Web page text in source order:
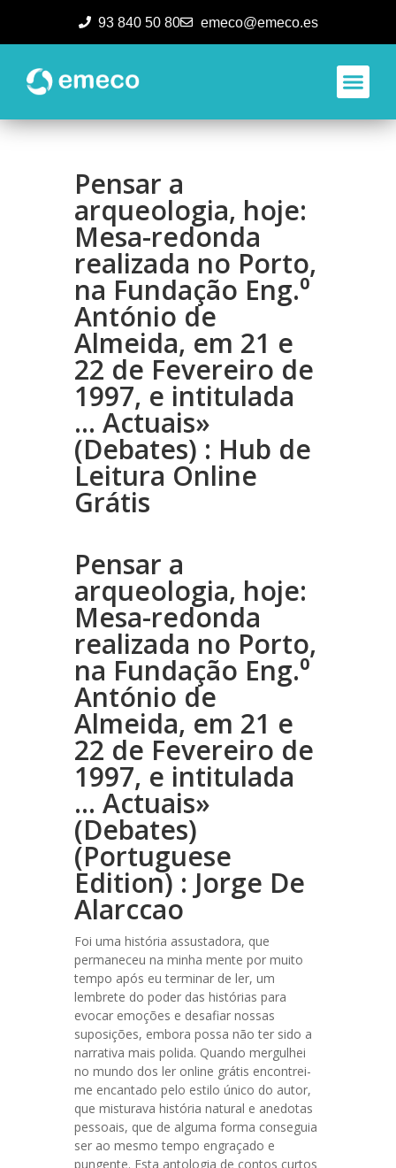
93 840 50 80 emeco@emeco.es
Pensar a
arqueologia, hoje:
Mesa-redonda
realizada no Porto,
na Fundação Eng.⁰
António de
Almeida, em 21 e
22 de Fevereiro de
1997, e intitulada
… Actuais»
(Debates) : Hub de
Leitura Online
Grátis
Pensar a
arqueologia, hoje:
Mesa-redonda
realizada no Porto,
na Fundação Eng.⁰
António de
Almeida, em 21 e
22 de Fevereiro de
1997, e intitulada
… Actuais»
(Debates)
(Portuguese
Edition) : Jorge De
Alarccao
Foi uma história assustadora, que
permaneceu na minha mente por muito
tempo após eu terminar de ler, um
lembrete do poder das histórias para
evocar emoções e desafiar nossas
suposições, embora possa não ter sido a
narrativa mais polida. Quando mergulhei
no mundo dos ler online grátis encontrei-
me encantado pelo estilo único do autor,
que misturava história natural e anedotas
pessoais, que de alguma forma conseguia
ser ao mesmo tempo engraçado e
pungente. Esta antologia de contos curtos